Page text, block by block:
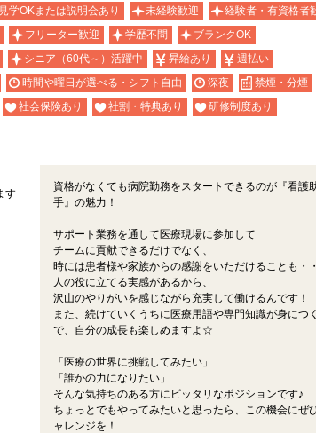
学OKまたは説明会あり 未経験歓迎
経験者・有資格者
フリーター歓迎 学歴不問
ブランクOK
シニア（60代～）活躍中 昇給あり
週払い
時間や曜日が選べる・シフト自由 深夜
禁煙・分煙
社会保険あり 社割・特典あり
研修制度あり
す
資格がなくても病院勤務をスタートできるのが『看護
手』の魅力！
サポート業務を通して医療現場に参加して
チームに貢献できるだけでなく、
時には患者様や家族からの感謝をいただけることも・
人の役に立てる実感があるから、
沢山のやりがいを感じながら充実して働けるんです！
また、続けていくうちに医療用語や専門知識が身につ
で、自分の成長も楽しめますよ☆
「医療の世界に挑戦してみたい」
「誰かの力になりたい」
そんな気持ちのある方にピッタリなポジションです♪
ちょっとでもやってみたいと思ったら、この機会にぜ
ャレンジを！